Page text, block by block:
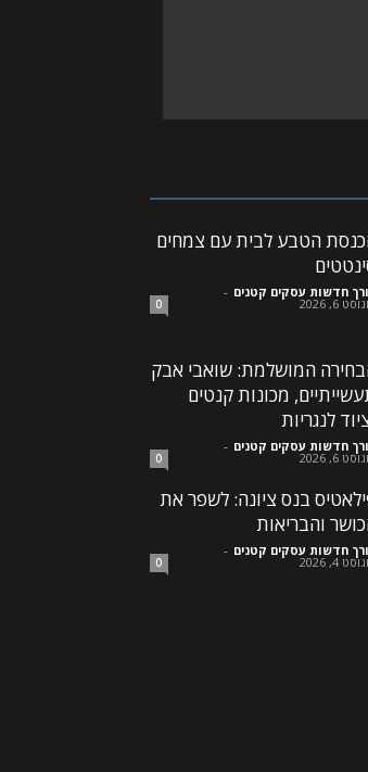
הטבע לבית עם צמחים
חדשות עסקים קטנים -
6, 2026
0
המושלמת: שואבי אבק
מכונות קנטים
לנגריות
חדשות עסקים קטנים -
6, 2026
0
בנס ציונה: לשפר את
והבריאות
חדשות עסקים קטנים -
4, 2026
0